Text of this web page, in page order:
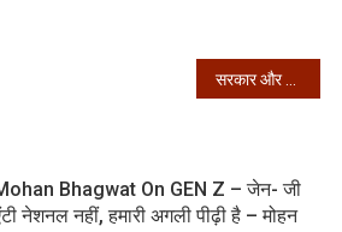
Bhagwat On GEN Z – जेन- जी
नेशनल नहीं, हमारी अगली पीढ़ी है – मोहन